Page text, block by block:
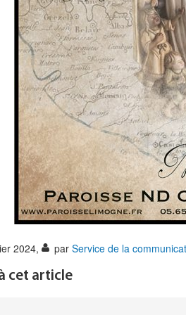
2024, par Service de la
cet article